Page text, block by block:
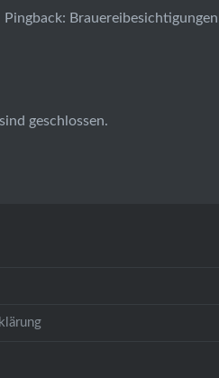
Pingback:
geschlossen.